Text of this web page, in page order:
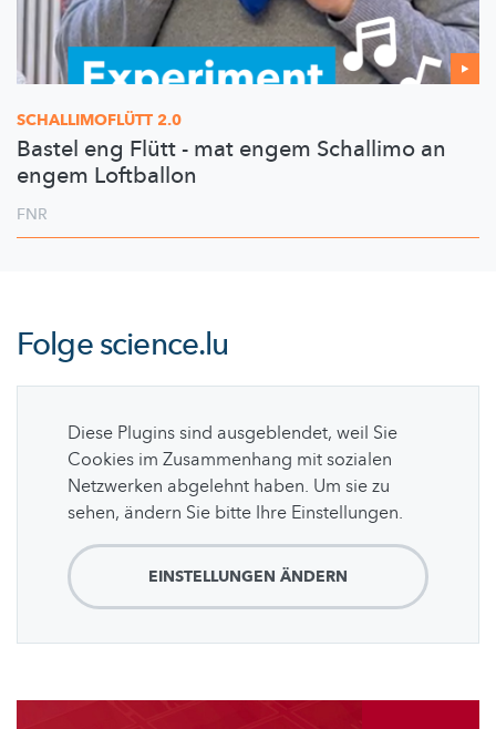
SCHALLIMOFLÜTT 2.0
Bastel eng Flütt - mat engem Schallimo an
engem Loftballon
FNR
Folgescience.lu
Diese Plugins sind ausgeblendet, weil Sie
Cookies im Zusammenhang mit sozialen
Netzwerken abgelehnt haben. Um sie zu
sehen, ändern Sie bitte Ihre Einstellungen.
EINSTELLUNGEN ÄNDERN